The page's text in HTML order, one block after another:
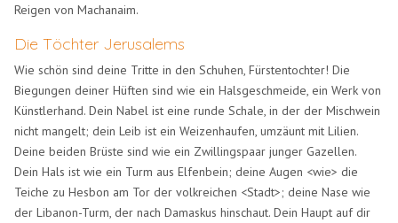
Reigen von Machanaim.
Die Töchter Jerusalems
Wie schön sind deine Tritte in den Schuhen, Fürstentochter! Die
Biegungen deiner Hüften sind wie ein Halsgeschmeide, ein Werk von
Künstlerhand. Dein Nabel ist eine runde Schale, in der der Mischwein
nicht mangelt; dein Leib ist ein Weizenhaufen, umzäunt mit Lilien.
Deine beiden Brüste sind wie ein Zwillingspaar junger Gazellen.
Dein Hals ist wie ein Turm aus Elfenbein; deine Augen <wie> die
Teiche zu Hesbon am Tor der volkreichen <Stadt>; deine Nase wie
der Libanon-Turm, der nach Damaskus hinschaut. Dein Haupt auf dir